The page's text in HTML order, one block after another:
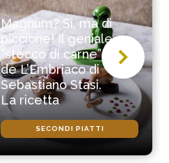
Magnum? Sì, ma di
piccione! Il geniale
“stecco di carne”
de L’Embriaco di
Sebastiano Stasi.
La ricetta
SECONDI PIATTI